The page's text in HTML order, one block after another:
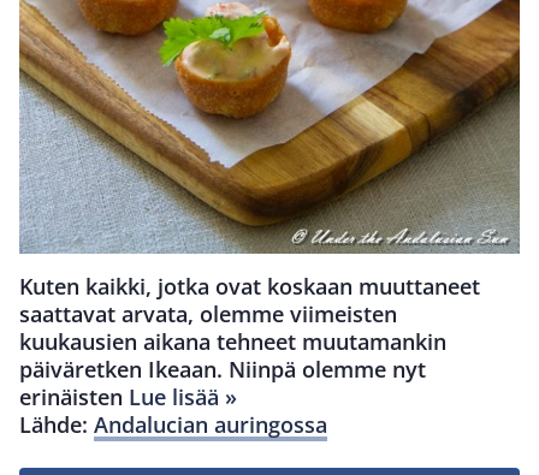
Kuten kaikki, jotka ovat koskaan muuttaneet
saattavat arvata, olemme viimeisten
kuukausien aikana tehneet muutamankin
päiväretken Ikeaan. Niinpä olemme nyt
erinäisten Lue lisää »
Lähde: Andalucian auringossa